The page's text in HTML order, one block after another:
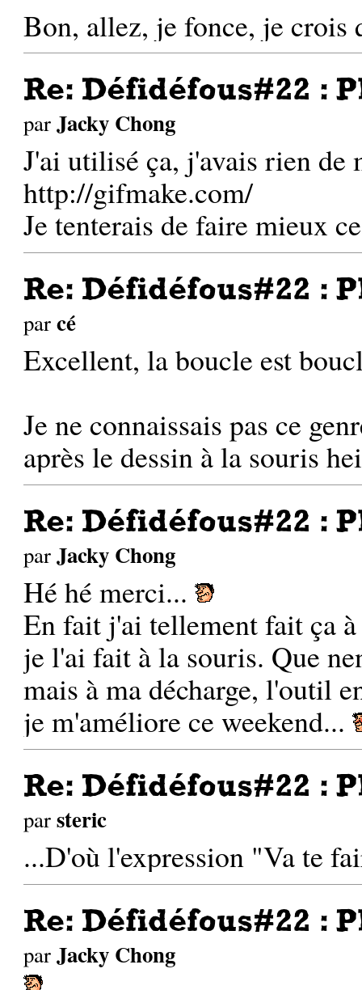
Bon, allez, je fonce, je crois
Re: Défidéfous#22 :
parJacky Chong
J'ai utilisé ça, j'avais rien de
http://gifmake.com/
Je tenterais de faire mieux
Re: Défidéfous#22 :
parcé
Excellent, la boucle est
Je ne connaissais pas ce
après le dessin à la souris
Re: Défidéfous#22 :
parJacky Chong
Hé hé merci...
En fait j'ai tellement fait ça
je l'ai fait à la souris. Que
mais à ma décharge, l'outil
je m'améliore ce weekend...
Re: Défidéfous#22 :
parsteric
...D'où l'expression "Va te
Re: Défidéfous#22 :
parJacky Chong